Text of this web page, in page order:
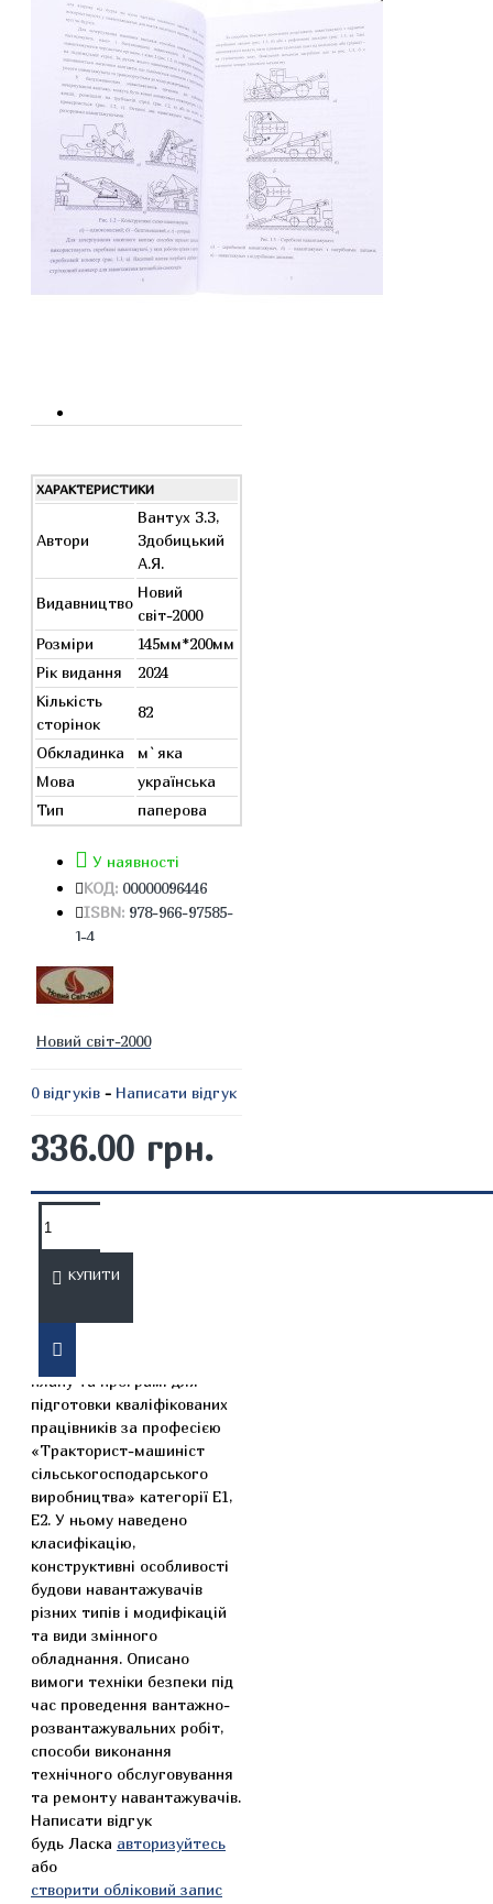
ХАРАКТЕРИСТИКИ
Автори
Вантух З.З,
Здобицький
А.Я.
Видавництво
Новий
світ-2000
Розміри
145мм*200мм
Рік видання
2024
Кількість
сторінок
82
Обкладинка
м`яка
Мова
українська
Тип
паперова
У наявності
КОД: 00000096446
ISBN: 978-966-97585-
1-4
Новий світ-2000
0 відгуків - Написати відгук
336.00 грн.
КУПИТИ
ОПИС
відповідає навчальному
плану та програмі для
підготовки кваліфікованих
працівників за професією
«Тракторист-машиніст
сільськогосподарського
виробництва» категорії Е1,
Е2. У ньому наведено
класифікацію,
конструктивні особливості
будови навантажувачів
різних типів і модифікацій
та види змінного
обладнання. Описано
вимоги техніки безпеки під
час проведення вантажно-
розвантажувальних робіт,
способи виконання
технічного обслуговування
та ремонту навантажувачів.
Написати відгук
будь Ласка авторизуйтесь
або
створити обліковий запис